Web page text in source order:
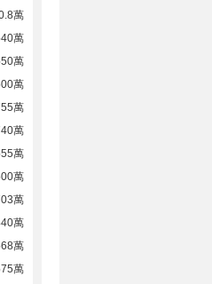
萬
萬
萬
萬
萬
萬
萬
萬
萬
萬
萬
萬